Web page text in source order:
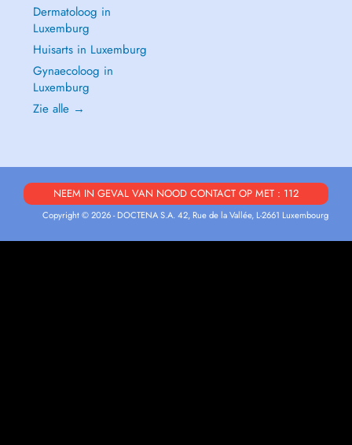
Dermatoloog in
Luxemburg
Huisarts in Luxemburg
Gynaecoloog in
Luxemburg
Zie alle →
NEEM IN GEVAL VAN NOOD CONTACT OP MET : 112
Copyright © 2026 - DOCTENA S.A. 42, Rue de la Vallée, L-2661 Luxembourg